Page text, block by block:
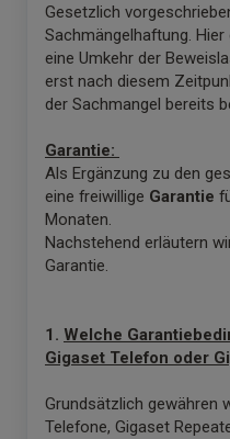
Gesetzlich
Sachmängelhaftung.
eine Umkehr der
erst nach diesem
der Sachmangel bereits
Garantie:
Als Ergänzung zu den
eine freiwillige Garantie
Monaten.
Nachstehend erläutern
Garantie.
1. Welche
Gigaset Telefon oder
Grundsätzlich gewähren
Telefone, Gigaset